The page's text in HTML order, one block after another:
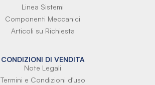
Linea Sistemi
Componenti Meccanici
Articoli su Richiesta
CONDIZIONI DI VENDITA
Note Legali
Termini e Condizioni d'uso